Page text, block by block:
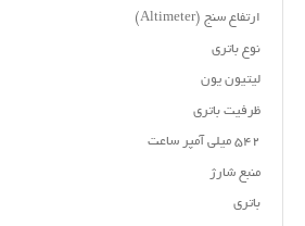
ارتفاع سنج (Altimeter)
نوع باتری
لیتیون یون
ظرفیت باتری
۵۴۲ میلی آمپر ساعت
منبع شارژ
باتری